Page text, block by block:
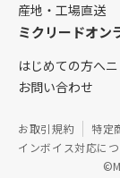
産地・工場直送
ミクリードオン
はじめての方へ
お問い合わせ
お取引規約 特定
インボイス対応に